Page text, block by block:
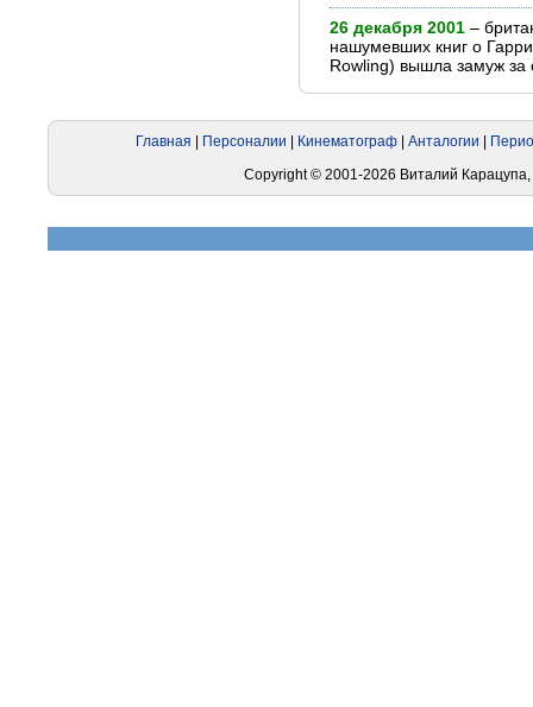
26 декабря 2001 –
нашумевших книг о
Rowling) вышла замуж за